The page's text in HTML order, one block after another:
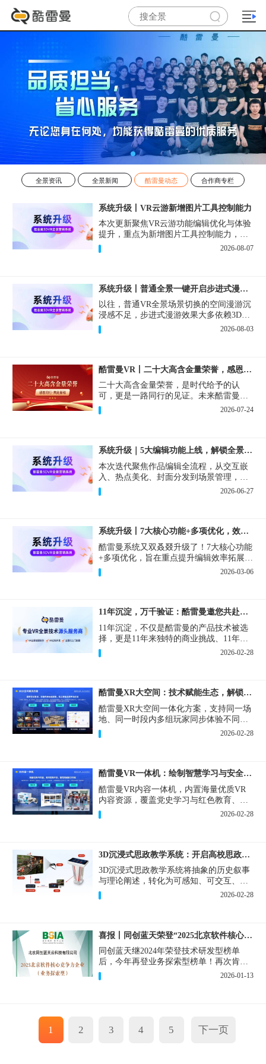
全景资讯 全景新闻 酷雷曼动态 合作商专栏
系统升级丨VR云游新增图片工具控制能力
本次更新聚焦VR云游​功能编辑优化与体验
提升，重点为新增图片工具控制能力，提
升创作者在后台编辑中的细节调控优化。
2026-08-07
系统升级丨普通全景一键开启步进式漫游效果！
以往，普通VR全景场景切换的空间漫游沉
浸感不足，步进式漫游效果大多依赖3D扫
描设备和3D建模。现在，一键即可在普通
VR全景作品中实现步进式的漫游效果。
2026-08-03
酷雷曼VR丨二十大高含金量荣誉，感恩同行·共赴新程！
二十大高含金量荣誉，是时代给予的认
可，更是一路同行的见证。未来酷雷曼将
持续深耕VR+AI技术创新，用更完善的产
品和更优质的服务回报每一位合作伙伴，
2026-07-24
系统升级｜5大编辑功能上线，解锁全景制作新体验！
本次迭代聚焦作品编辑全流程，从交互嵌
入、热点美化、封面分发到场景管理，一
次性上线5项实用新功能，大幅缩短制作时
间、精细化把控视觉交互效果，创作自由
2026-06-27
系统升级丨7大核心功能+多项优化，效率飙升体验拉满
酷雷曼系统又双叒叕升级了！7大核心功能
+多项优化，旨在重点提升编辑效率拓展内
容编辑能力及优化操作体验为合作伙伴带
来更高效便捷的VR全景制作与营销体验！
2026-03-06
11年沉淀，万千验证：酷雷曼邀您共赴下一个10年
11年沉淀，不仅是酷雷曼的产品技术被选
择，更是11年来独特的商业挑战、11年来
真实的增长需求与一套3DVR技术解决方案
之间，持续互动、彼此塑造的生动过程。
2026-02-28
酷雷曼XR大空间：技术赋能生态，解锁空间无限可能
酷雷曼XR大空间一体化方案，支持同一场
地、同一时段内多组玩家同步体验不同XR
内容，突破场地限制，降低运营门槛，广
受青睐的XR大空间项目，抢赢年轻化消费
2026-02-28
酷雷曼VR一体机：绘制智慧学习与安全生产新蓝图
酷雷曼VR内容一体机，内置海量优质VR
内容资源，覆盖党史学习与红色教育、消
防科普、安全生产培训等核心应用场景，
支持定制开发，打造专属的解决方案。
2026-02-28
3D沉浸式思政教学系统：开启高校思政课智慧改革新篇章
3D沉浸式思政教学系统将抽象的历史叙事
与理论阐述，转化为可感知、可交互、可
共鸣的立体体验，重新定义思政课堂感知
维度。
2026-02-28
喜报丨同创蓝天荣登“2025北京软件核心竞争力企业”
同创蓝天继2024年荣登技术研发型榜单
后，今年再登业务探索型榜单！再次肯定
了酷雷曼在技术创新与业务场景融合方面
的持续投入。
2026-01-13
1 2 3 4 5 下一页